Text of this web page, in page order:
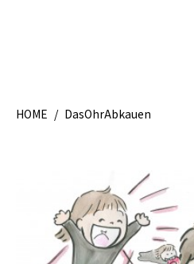
HOME
ライフスタイル
HOME / DasOhrAbkauen